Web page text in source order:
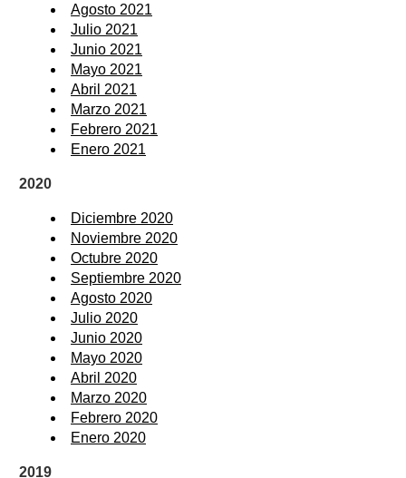
Agosto 2021
Julio 2021
Junio 2021
Mayo 2021
Abril 2021
Marzo 2021
Febrero 2021
Enero 2021
2020
Diciembre 2020
Noviembre 2020
Octubre 2020
Septiembre 2020
Agosto 2020
Julio 2020
Junio 2020
Mayo 2020
Abril 2020
Marzo 2020
Febrero 2020
Enero 2020
2019